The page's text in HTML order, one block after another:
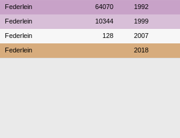
Federlein 64070 1992
Federlein 10344 1999
Federlein 128 2007
Federlein 2018